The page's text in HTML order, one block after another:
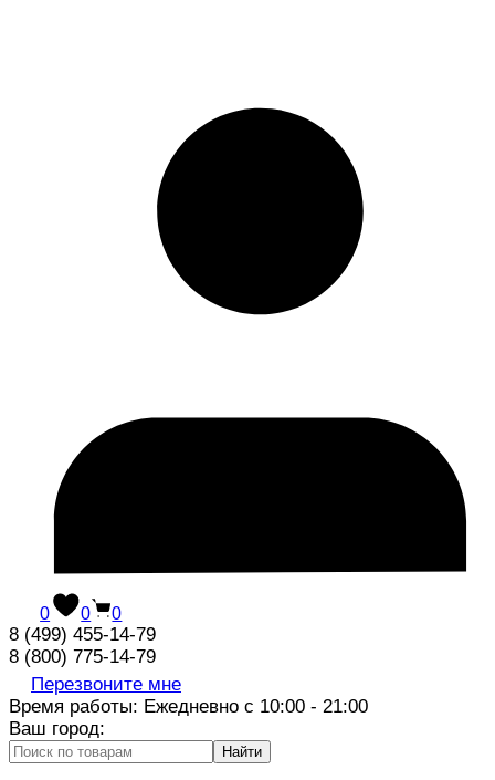
0 0 0
8 (499) 455-14-79
8 (800) 775-14-79
Перезвоните мне
Время работы: Ежедневно с 10:00 - 21:00
Ваш город:
Найти